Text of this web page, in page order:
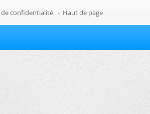
confidentialité - Haut de page